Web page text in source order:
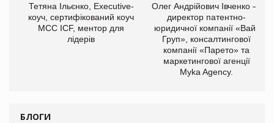
Тетяна Ільєнко, Executive-
коуч, сертифікований коуч
МСС ICF, ментор для
лідерів
Олег Андрійович Івченко —
директор патентно-
юридичної компанії «Вайз
Груп», консалтингової
компанії «Парето» та
маркетингової агенції
Myka Agency.
БЛОГИ